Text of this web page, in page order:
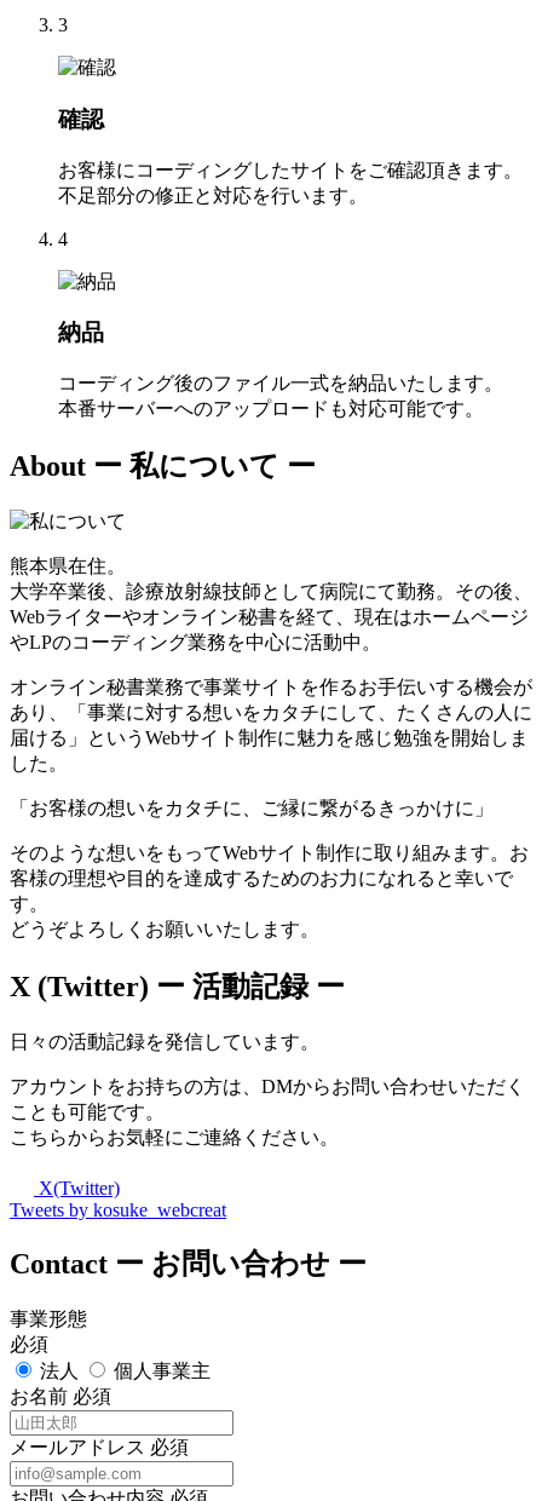
3
確認
お客様にコーディングしたサイトをご確認頂きます。
不足部分の修正と対応を行います。
4
納品
コーディング後のファイル一式を納品いたします。
本番サーバーへのアップロードも対応可能です。
About ー 私について ー
熊本県在住。
大学卒業後、診療放射線技師として病院にて勤務。その後、
Webライターやオンライン秘書を経て、現在はホームページ
やLPのコーディング業務を中心に活動中。
オンライン秘書業務で事業サイトを作るお手伝いする機会が
あり、「事業に対する想いをカタチにして、たくさんの人に
届ける」というWebサイト制作に魅力を感じ勉強を開始しま
した。
「お客様の想いをカタチに、ご縁に繋がるきっかけに」
そのような想いをもってWebサイト制作に取り組みます。お
客様の理想や目的を達成するためのお力になれると幸いで
す。
どうぞよろしくお願いいたします。
X (Twitter) ー 活動記録 ー
日々の活動記録を発信しています。
アカウントをお持ちの方は、DMからお問い合わせいただく
ことも可能です。
こちらからお気軽にご連絡ください。
X(Twitter)
Tweets by kosuke_webcreat
Contact ー お問い合わせ ー
事業形態
必須
法人
個人事業主
お名前 必須
メールアドレス 必須